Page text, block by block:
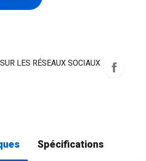
LES RÉSEAUX SOCIAUX
Spécifications